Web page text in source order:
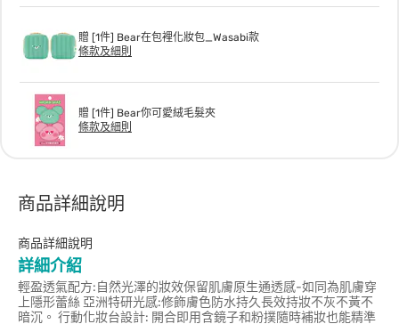
贈 [1件] Bear在包裡化妝包_Wasabi款
條款及細則
贈 [1件] Bear你可愛絨毛髮夾
條款及細則
商品詳細說明
商品詳細說明
詳細介紹
輕盈透氣配方:自然光澤的妝效保留肌膚原生通透感-如同為肌膚穿
上隱形蕾絲 亞洲特研光感:修飾膚色防水持久長效持妝不灰不黃不
暗沉。 行動化妝台設計: 開合即用含鏡子和粉撲隨時補妝也能精準